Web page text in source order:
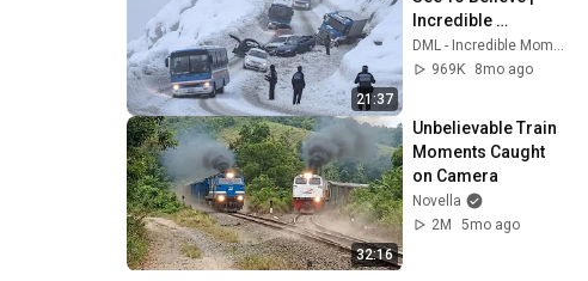
21:37
Incredible
Moments #10
969K
8mo ago
32:16
Unbelievable Train
Moments Caught
on Camera
Novella
2M
5mo ago